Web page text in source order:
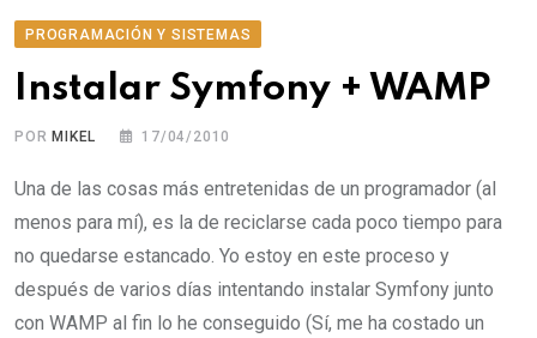
PROGRAMACIÓN Y SISTEMAS
Instalar Symfony + WAMP
PORMIKEL 17/04/2010
Una de las cosas más entretenidas de un programador (al
menos para mí), es la de reciclarse cada poco tiempo para
no quedarse estancado. Yo estoy en este proceso y
después de varios días intentando instalar Symfony junto
con WAMP al fin lo he conseguido (Sí, me ha costado un